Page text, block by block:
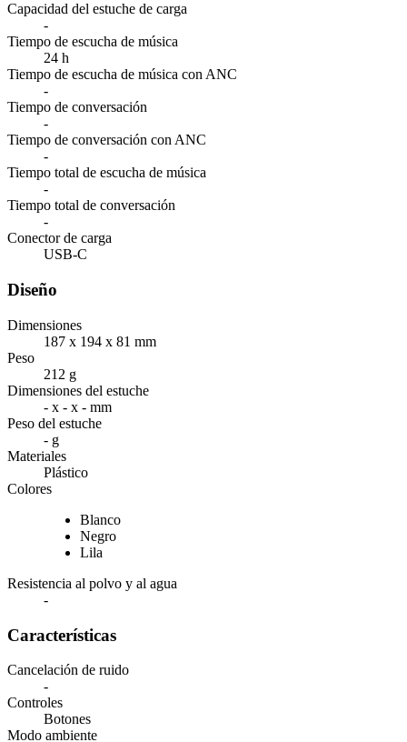
Capacidad del estuche de carga
-
Tiempo de escucha de música
24 h
Tiempo de escucha de música con ANC
-
Tiempo de conversación
-
Tiempo de conversación con ANC
-
Tiempo total de escucha de música
-
Tiempo total de conversación
-
Conector de carga
USB-C
Diseño
Dimensiones
187 x 194 x 81 mm
Peso
212 g
Dimensiones del estuche
- x - x - mm
Peso del estuche
- g
Materiales
Plástico
Colores
Blanco
Negro
Lila
Resistencia al polvo y al agua
-
Características
Cancelación de ruido
-
Controles
Botones
Modo ambiente